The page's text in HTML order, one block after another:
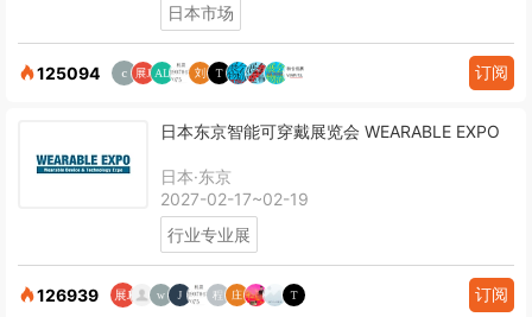
日本市场
125094 订阅
日本东京智能可穿戴展览会 WEARABLE EXPO
日本·东京
2027-02-17~02-19
行业专业展
126939 订阅